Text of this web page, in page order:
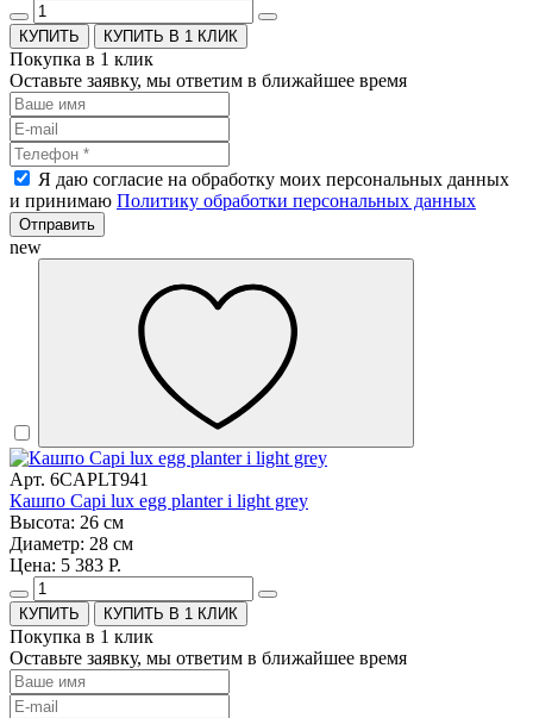
КУПИТЬ В 1 КЛИК
Покупка в 1 клик
Оставьте заявку, мы ответим в ближайшее время
Я даю согласие на обработку моих персональных данных
и принимаю Политику обработки персональных данных
Отправить
new
Арт. 6CAPLT941
Кашпо Capi lux egg planter i light grey
Высота: 26 см
Диаметр: 28 см
Цена: 5 383 Р.
КУПИТЬ В 1 КЛИК
Покупка в 1 клик
Оставьте заявку, мы ответим в ближайшее время